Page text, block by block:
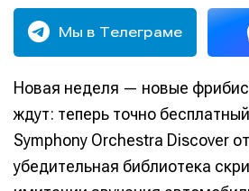
Мы в Телеграме
Новая неделя — новые
ждут: теперь точно
Symphony Orchestra Discover
убедительная библиотека